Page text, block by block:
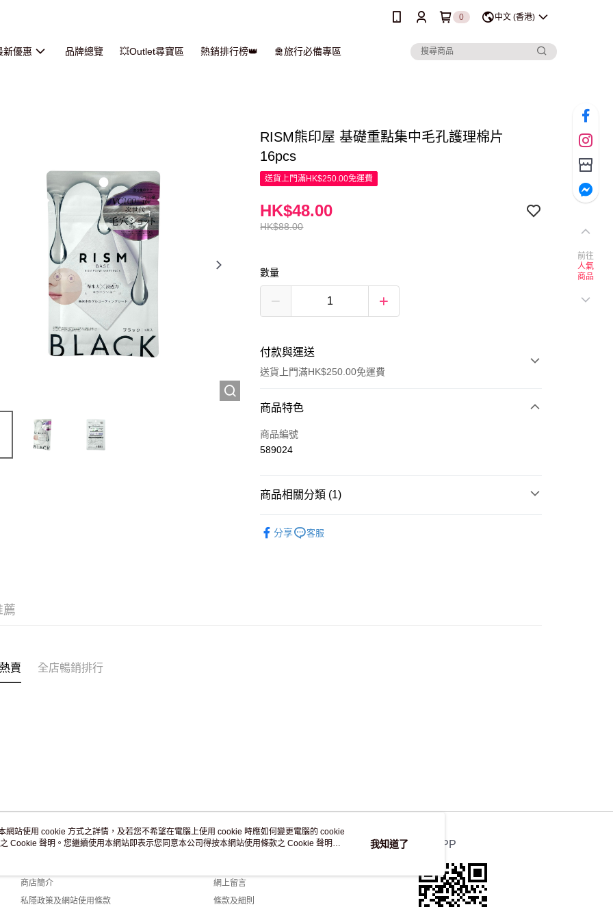
0 中文 (香港)
新優惠 品牌總覽 💥Outlet尋寶區 熱銷排行榜👑 🛅旅行必備專區
RISM熊印屋 基礎重點集中毛孔護理棉片
16pcs
送貨上門滿HK$250.00免運費
HK$88.00
HK$48.00
數量
付款與運送
送貨上門滿HK$250.00免運費
付款方式
信用卡
商品特色
商品編號
589024
商品相關分類 (1)
分享
客服
薦
賣 全店暢銷排行
關於我們
商店簡介
私隱政策及網站使用條款
客戶服務
網上留言
條款及細則
官方APP
前往
人氣
商品
網站使用 cookie 方式之詳情，及若您不希望在電腦上使用 cookie 時應如何變更電腦的 cookie
Cookie 聲明。您繼續使用本網站即表示您同意本公司得按本網站使用條款之 Cookie 聲明使
我知道了